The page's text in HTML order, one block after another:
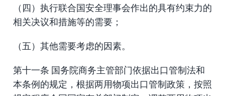
（四）执行联合国安全理事会作出的具有约束力的
相关决议和措施等的需要；
（五）其他需要考虑的因素。
第十一条 国务院商务主管部门依据出口管制法和
本条例的规定，根据两用物项出口管制政策，按照